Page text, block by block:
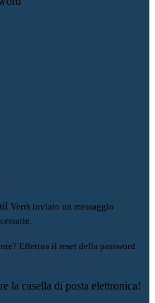
Verrà inviato un messaggio
Effettua il reset della password
la casella di posta elettronica!